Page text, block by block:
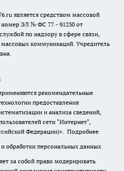
является средством массовой
ЭЛ № ФС 77 - 91230 от
по надзору в сфере связи,
коммуникаций. Учредитель
рекомендательные
предоставления
и анализа сведений,
сети "Интернет",
Федерации)». Подробнее
обработки персональных данных
за собой право модерировать